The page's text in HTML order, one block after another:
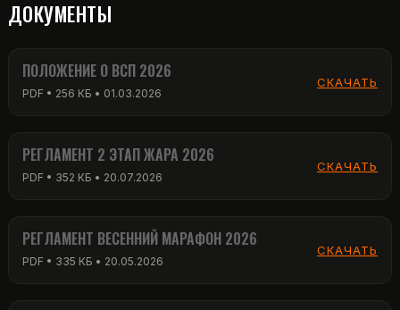
ДОКУМЕНТЫ
ПОЛОЖЕНИЕ О ВСП 2026
PDF • 256 КБ • 01.03.2026
СКАЧАТЬ
РЕГЛАМЕНТ 2 ЭТАП ЖАРА 2026
PDF • 352 КБ • 20.07.2026
СКАЧАТЬ
РЕГЛАМЕНТ ВЕСЕННИЙ МАРАФОН 2026
PDF • 335 КБ • 20.05.2026
СКАЧАТЬ